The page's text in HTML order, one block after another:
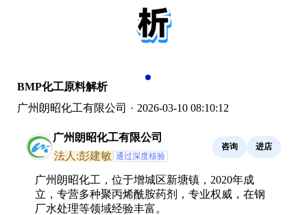
BMP化工原料解析
广州朗昭化工有限公司 · 2026-03-10 08:10:12
广州朗昭化工有限公司
法人:彭建敏 通过深度核验
咨询 进店
广州朗昭化工，位于增城区新塘镇，2020年成
立，专营多种聚丙烯酰胺药剂，专业权威，在钢
厂水处理等领域经验丰富。